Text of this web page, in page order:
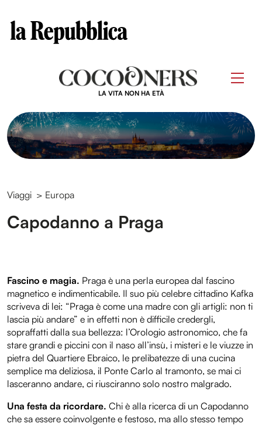
LA VITA NON HA ETÀ
Viaggi > Europa
Capodanno a Praga
Fascino e magia. Praga è una perla europea dal fascino
magnetico e indimenticabile. Il suo più celebre cittadino Kafka
scriveva di lei: “Praga è come una madre con gli artigli: non ti
lascia più andare” e in effetti non è difficile credergli,
sopraffatti dalla sua bellezza: l’Orologio astronomico, che fa
stare grandi e piccini con il naso all’insù, i misteri e le viuzze in
pietra del Quartiere Ebraico, le prelibatezze di una cucina
semplice ma deliziosa, il Ponte Carlo al tramonto, se mai ci
lasceranno andare, ci riusciranno solo nostro malgrado.
Una festa da ricordare. Chi è alla ricerca di un Capodanno
che sa essere coinvolgente e festoso, ma allo stesso tempo